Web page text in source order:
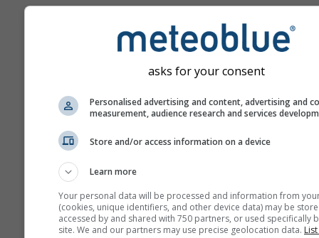
Помощ
Повече метеорологични
asks for your consent
Personalised advertising and content, advertising and
measurement, audience research and services
Store and/or access information on a device
Learn more
Your personal data will be processed and information from
(cookies, unique identifiers, and other device data) may be
accessed by and shared with 750 partners, or used specifically
site. We and our partners may use precise geolocation data.